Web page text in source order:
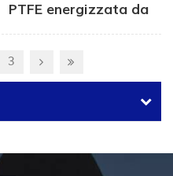
PTFE energizzata da
molla
3